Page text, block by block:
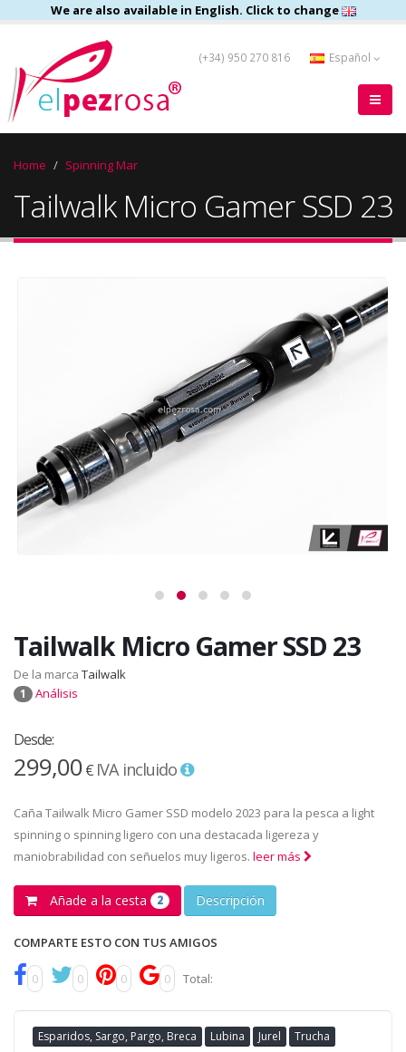
We are also available in English. Click to change
(+34) 950 270 816 Español
Home Spinning Mar
Tailwalk Micro Gamer SSD 23
Tailwalk Micro Gamer SSD 23
De la marca Tailwalk
1 Análisis
Desde:
299,00€ IVA incluido
Caña Tailwalk Micro Gamer SSD modelo 2023 para la pesca a light
spinning o spinning ligero con una destacada ligereza y
maniobrabilidad con señuelos muy ligeros. leer más
Añade a la cesta 2 Descripción
COMPARTE ESTO CON TUS AMIGOS
0 0 0 0 Total:
Esparidos, Sargo, Pargo, Breca Lubina Jurel Trucha